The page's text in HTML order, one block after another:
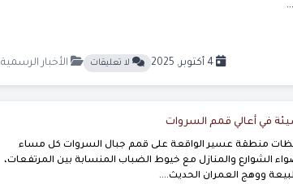
4 أكتوبر, 2025 لا تعليقات الأخبار الرسمية
في أعالي قمم السروات
منطقة عسير الواقعة على قمم جبال السروات كل مساء
الشوارع والمنازل مع خيوط الضباب المنسابة بين المرتفعات،
ووهج العمران الحديث....